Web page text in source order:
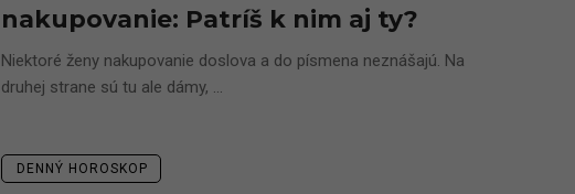
nakupovanie: Patríš k nim aj ty?
Niektoré ženy nakupovanie doslova a do písmena neznášajú. Na
druhej strane sú tu ale dámy, ...
DENNÝ HOROSKOP